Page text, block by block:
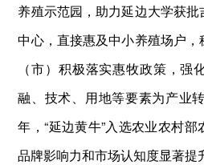
养殖示范园，助力延边大学获
中心，直接惠及中小养殖场户
（市）积极落实惠牧政策，强
融、技术、用地等要素为产业
年，“延边黄牛”入选农业农村部
品牌影响力和市场认知度显著提